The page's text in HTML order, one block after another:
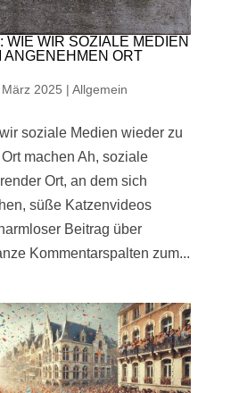
WIE WIR SOZIALE MEDIEN
ORT
2025 | Allgemein
soziale Medien wieder zu
machen Ah, soziale
Ort, an dem sich
süße Katzenvideos
Beitrag über
Kommentarspalten zum...